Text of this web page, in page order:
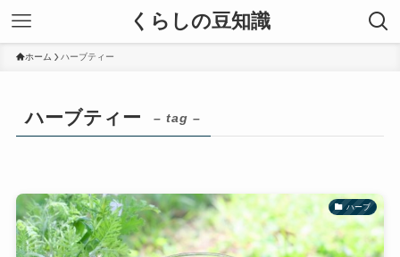
くらしの豆知識
ホーム ハーブティー
ハーブティー – tag –
ハーブ